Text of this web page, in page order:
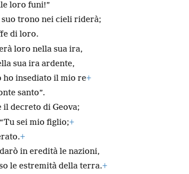
loro funi!”
suo trono nei cieli riderà;
di loro.
loro nella sua ira,
sua ira ardente,
ho insediato il mio re+
santo”.
decreto di Geova;
sei mio figlio;+
+
in eredità le nazioni,
le estremità della terra.+